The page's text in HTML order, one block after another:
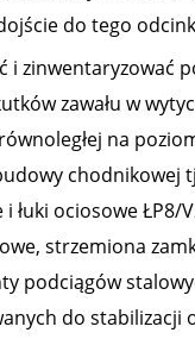
do tego
i zinwentaryzować
zawału w
na
chodnikowej
łuki ociosowe ŁP8/
strzemiona
podciągów
do stabilizacji